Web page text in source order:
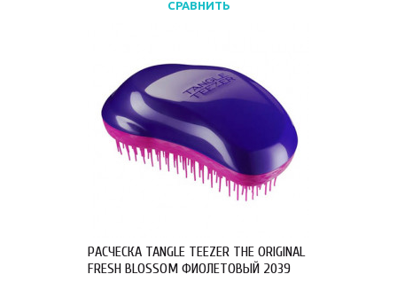
СРАВНИТЬ
РАСЧЕСКА TANGLE TEEZER THE ORIGINAL
FRESH BLOSSOM ФИОЛЕТОВЫЙ 2039